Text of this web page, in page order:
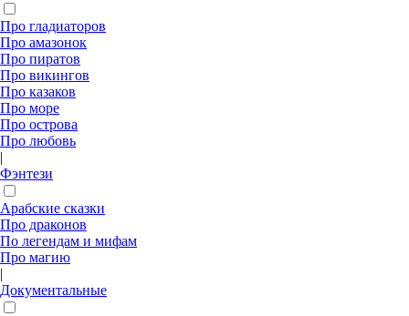
Про гладиаторов
Про амазонок
Про пиратов
Про викингов
Про казаков
Про море
Про острова
Про любовь
|
Фэнтези
Арабские сказки
Про драконов
По легендам и мифам
Про магию
|
Документальные